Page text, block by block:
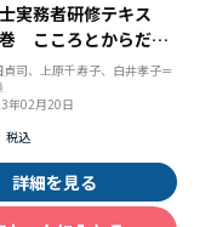
実務者研修テキス
こころとからだの
３版
貞司、上原千寿子、白井孝子＝
年02月20日
詳細を見る